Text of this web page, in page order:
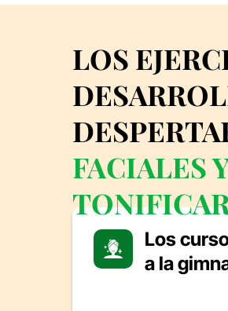
Los
a la
LOS
FACIALES